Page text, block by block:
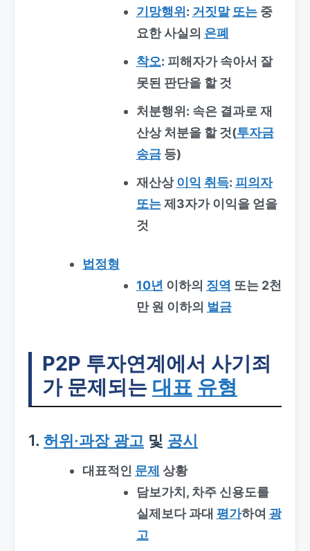
기망행위 : 거짓말 또는중
요한 사실의 은폐
착오: 피해자가 속아서 잘
못된 판단을 할 것
처분행위: 속은 결과로 재
산상 처분을 할 것(투자금
송금등)
재산상이익 취득: 피의자
또는제3자가 이익을 얻을
것
법정형
10년 이하의 징역 또는 2천
만 원 이하의 벌금
P2P 투자연계에서 사기죄
가 문제되는 대표 유형
1. 허위·과장 광고 및 공시
대표적인 문제 상황
담보가치, 차주 신용도를
실제보다과대 평가하여 광
고